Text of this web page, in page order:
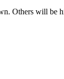
Others will be